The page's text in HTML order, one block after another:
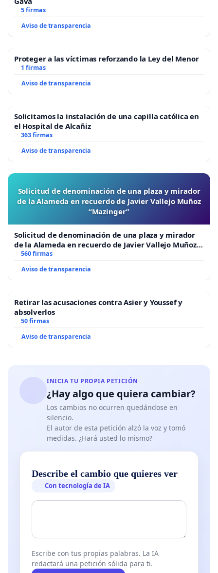
5 firmas
Aviso de transparencia
Proteger a las víctimas reforzando la Ley del Menor
1 firmas
Aviso de transparencia
Solicitamos la instalación de una capilla católica en
el Hospital de Alcañiz
363 firmas
Aviso de transparencia
Solicitud de denominación de una plaza y mirador
de la Alameda en recuerdo de Javier Vallejo Muñoz
“Mazinger”
Solicitud de denominación de una plaza y mirador
de la Alameda en recuerdo de Javier Vallejo Muñoz
“Mazinger”
560 firmas
Aviso de transparencia
Retirar las acusaciones contra Asier y Youssef y
absolverlos
50 firmas
Aviso de transparencia
INICIA TU PROPIA PETICIÓN
¿Hay algo que quiera cambiar?
Los cambios no ocurren quedándose en
silencio.
El autor de esta petición alzó la voz y tomó
medidas. ¿Hará usted lo mismo?
Describe el cambio que quieres ver
Con tecnología de IA
Escribe con tus propias palabras. La IA
redactará una petición sólida para ti.